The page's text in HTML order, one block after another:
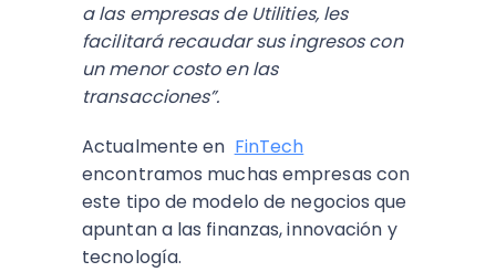
a las empresas de Utilities, les
facilitará recaudar sus ingresos con
un menor costo en las
transacciones”.
Actualmente en FinTech
encontramos muchas empresas con
este tipo de modelo de negocios que
apuntan a las finanzas, innovación y
tecnología.